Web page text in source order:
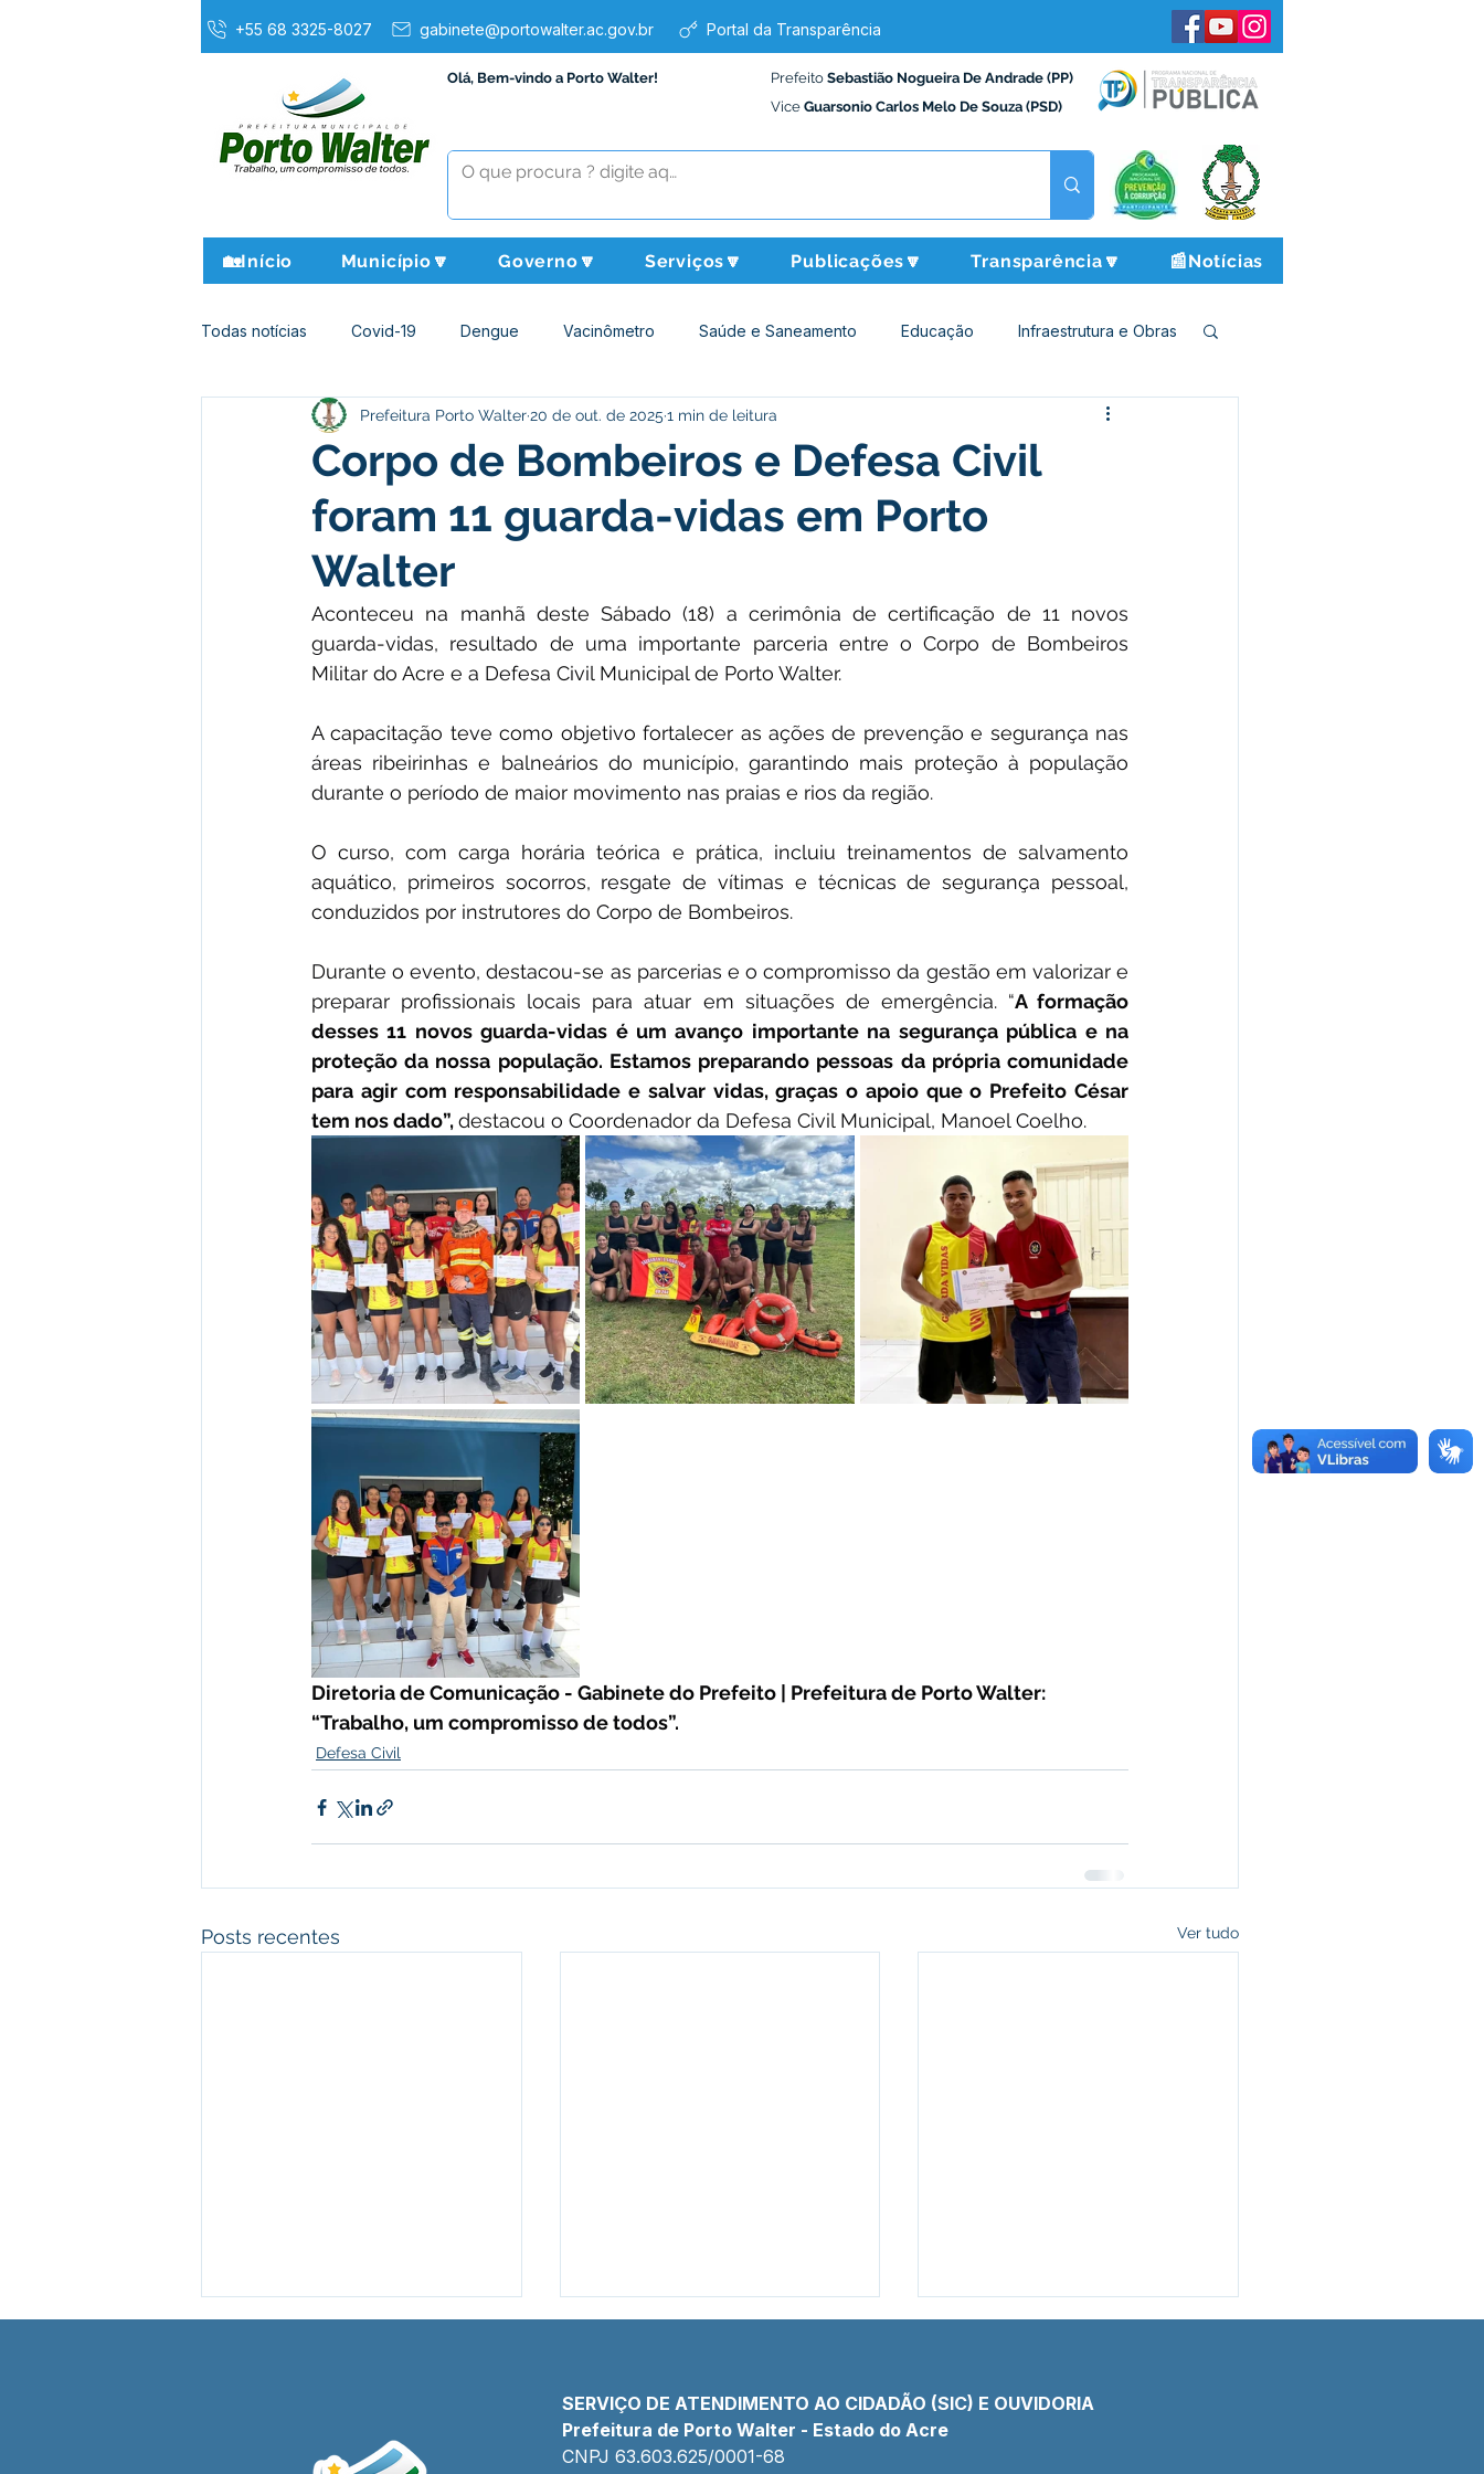
+55 68 3325-8027 gabinete@portowalter.ac.gov.br Portal da Transparência
Olá, Bem-vindo a Porto Walter! Prefeito Sebastião Nogueira De Andrade (PP)
Vice Guarsonio Carlos Melo De Souza (PSD)
🏡Início Município🔽 Governo🔽 Serviços🔽 Publicações🔽 Transparência🔽 📰Notícias
Todas notícias Covid-19 Dengue Vacinômetro Saúde e Saneamento Educação Infraestrutura e Obras
Agricultura e Meio Ambiente Assistência Social Desporto Cultura e Lazer
Institucional e Governo Políticas Públicas Nota de Pesar Campanhas Datas Comemorativas
Licitações Leilão Eleições Festival do Milho Agricultura
Apoio ao produtor Saúde Aniversário da cidade
Corpo de Bombeiros e Defesa Civil
foram 11 guarda-vidas em Porto
Walter
Prefeitura Porto Walter20 de out. de 2025 1 min de leitura
Aconteceu na manhã deste Sábado (18) a cerimônia de certificação de 11 novos
guarda-vidas, resultado de uma importante parceria entre o Corpo de Bombeiros
Militar do Acre e a Defesa Civil Municipal de Porto Walter.
A capacitação teve como objetivo fortalecer as ações de prevenção e segurança nas
áreas ribeirinhas e balneários do município, garantindo mais proteção à população
durante o período de maior movimento nas praias e rios da região.
O curso, com carga horária teórica e prática, incluiu treinamentos de salvamento
aquático, primeiros socorros, resgate de vítimas e técnicas de segurança pessoal,
conduzidos por instrutores do Corpo de Bombeiros.
Durante o evento, destacou-se as parcerias e o compromisso da gestão em valorizar e
preparar profissionais locais para atuar em situações de emergência. “A formação
desses 11 novos guarda-vidas é um avanço importante na segurança pública e na
proteção da nossa população. Estamos preparando pessoas da própria comunidade
para agir com responsabilidade e salvar vidas, graças o apoio que o Prefeito César
tem nos dado”, destacou o Coordenador da Defesa Civil Municipal, Manoel Coelho.
Diretoria de Comunicação - Gabinete do Prefeito | Prefeitura de Porto Walter:
“Trabalho, um compromisso de todos”.
Defesa Civil
Posts recentes Ver tudo
SERVIÇO DE ATENDIMENTO AO CIDADÃO (SIC) E OUVIDORIA
Prefeitura de Porto Walter - Estado do Acre
CNPJ 63.603.625/0001-68